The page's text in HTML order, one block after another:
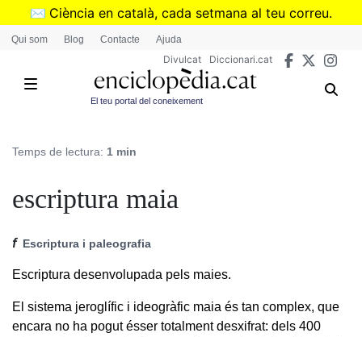
Vés
✉️ Ciència en català, cada setmana al teu correu.
➜Subscriu-te al butlletí de Divulcat
Qui som Blog Contacte Ajuda
Divulcat Diccionari.cat
El teu portal del coneixement
Temps de lectura: 1 min
escriptura maia
f Escriptura i paleografia
Escriptura desenvolupada pels maies.
El sistema jeroglífic i ideogràfic maia és tan complex, que
encara no ha pogut ésser totalment desxifrat: dels 400